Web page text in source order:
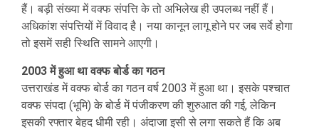
हैं। बड़ी संख्या में वक्फ संपत्ति के तो अभिलेख ही उपलब्ध नहीं हैं।
अधिकांश संपत्तियों में विवाद है। नया कानून लागू होने पर जब सर्वे होगा
तो इसमें सही स्थिति सामने आएगी।
2003 में हुआ था वक्फ बोर्ड का गठन
उत्तराखंड में वक्फ बोर्ड का गठन वर्ष 2003 में हुआ था। इसके पश्चात
वक्फ संपदा (भूमि) के बोर्ड में पंजीकरण की शुरुआत की गई, लेकिन
इसकी रफ्तार बेहद धीमी रही। अंदाजा इसी से लगा सकते हैं कि अब